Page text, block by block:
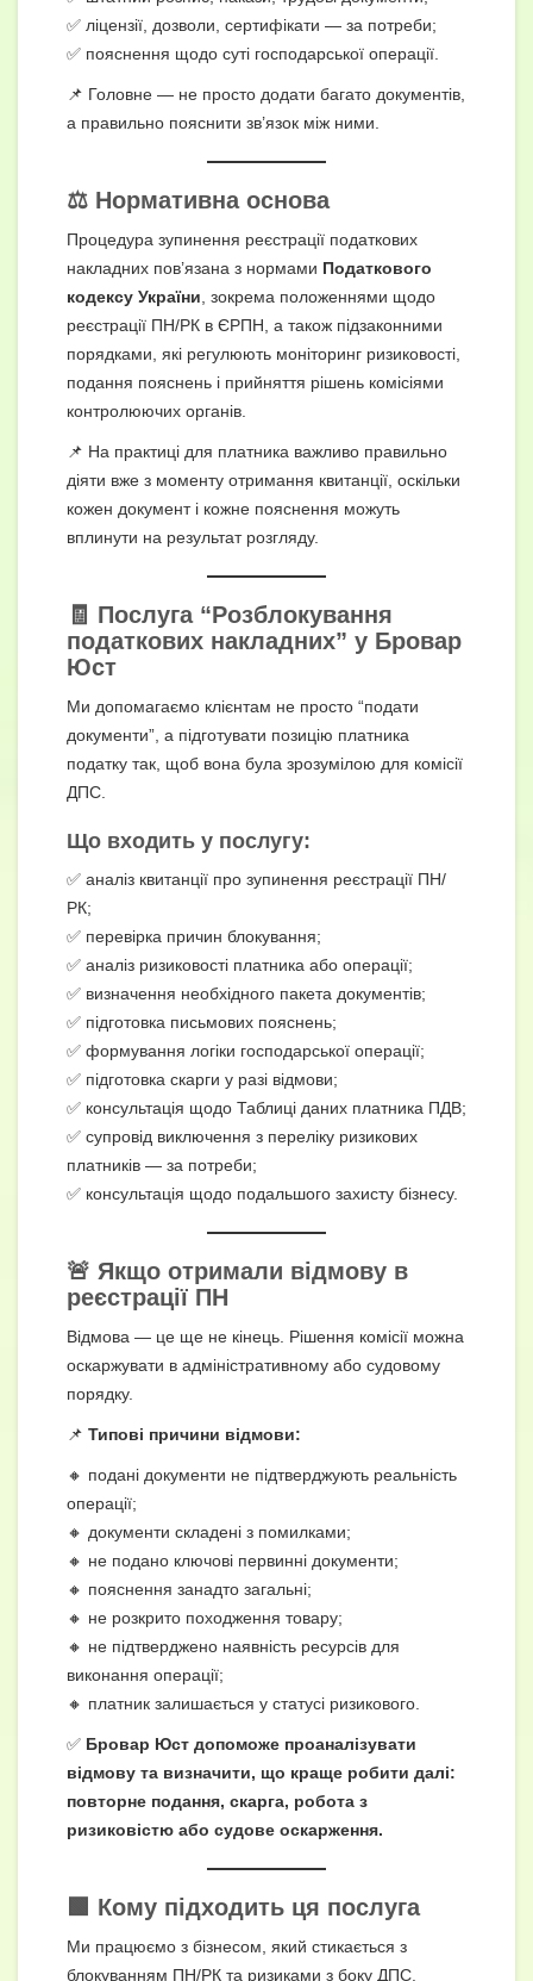
✅ ліцензії, дозволи, сертифікати — за потреби;
✅ пояснення щодо суті господарської операції.
📌 Головне — не просто додати багато документів,
а правильно пояснити зв’язок між ними.
⚖️ Нормативна основа
Процедура зупинення реєстрації податкових
накладних пов’язана з нормами Податкового
кодексу України , зокрема положеннями щодо
реєстрації ПН/РК в ЄРПН, а також підзаконними
порядками, які регулюють моніторинг ризиковості,
подання пояснень і прийняття рішень комісіями
контролюючих органів.
📌 На практиці для платника важливо правильно
діяти вже з моменту отримання квитанції, оскільки
кожен документ і кожне пояснення можуть
вплинути на результат розгляду.
🧾 Послуга “Розблокування
податкових накладних” у Бровар
Юст
Ми допомагаємо клієнтам не просто “подати
документи”, а підготувати позицію платника
податку так, щоб вона була зрозумілою для комісії
ДПС.
Що входить у послугу:
✅ аналіз квитанції про зупинення реєстрації ПН/
РК;
✅ перевірка причин блокування;
✅ аналіз ризиковості платника або операції;
✅ визначення необхідного пакета документів;
✅ підготовка письмових пояснень;
✅ формування логіки господарської операції;
✅ підготовка скарги у разі відмови;
✅ консультація щодо Таблиці даних платника ПДВ;
✅ супровід виключення з переліку ризикових
платників — за потреби;
✅ консультація щодо подальшого захисту бізнесу.
🚨 Якщо отримали відмову в
реєстрації ПН
Відмова — це ще не кінець. Рішення комісії можна
оскаржувати в адміністративному або судовому
порядку.
📌 Типові причини відмови:
🔸 подані документи не підтверджують реальність
операції;
🔸 документи складені з помилками;
🔸 не подано ключові первинні документи;
🔸 пояснення занадто загальні;
🔸 не розкрито походження товару;
🔸 не підтверджено наявність ресурсів для
виконання операції;
🔸 платник залишається у статусі ризикового.
✅ Бровар Юст допоможе проаналізувати
відмову та визначити, що краще робити далі:
повторне подання, скарга, робота з
ризиковістю або судове оскарження.
🟩 Кому підходить ця послуга
Ми працюємо з бізнесом, який стикається з
блокуванням ПН/РК та ризиками з боку ДПС.